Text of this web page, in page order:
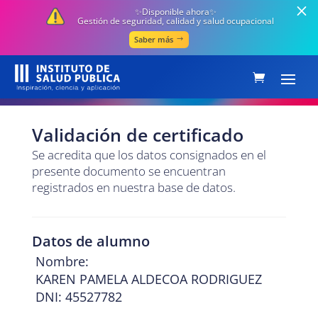
✨Disponible ahora✨
Gestión de seguridad, calidad y salud ocupacional
Saber más
Validación de certificado
Se acredita que los datos consignados en el
presente documento se encuentran
registrados en nuestra base de datos.
Datos de alumno
Nombre:
KAREN PAMELA ALDECOA RODRIGUEZ
DNI: 45527782